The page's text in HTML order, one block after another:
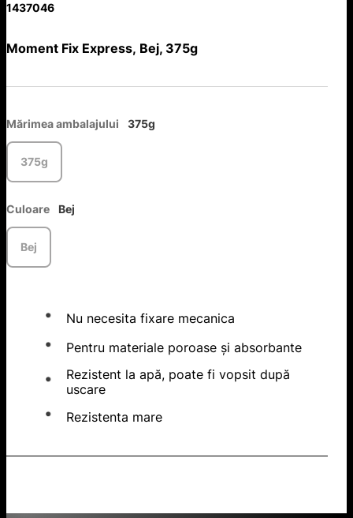
1437046
Moment Fix Express, Bej, 375g
Mărimea ambalajului 375g
375g
Culoare Bej
Bej
Nu necesita fixare mecanica
Pentru materiale poroase şi absorbante
Rezistent la apă, poate fi vopsit după
uscare
Rezistenta mare